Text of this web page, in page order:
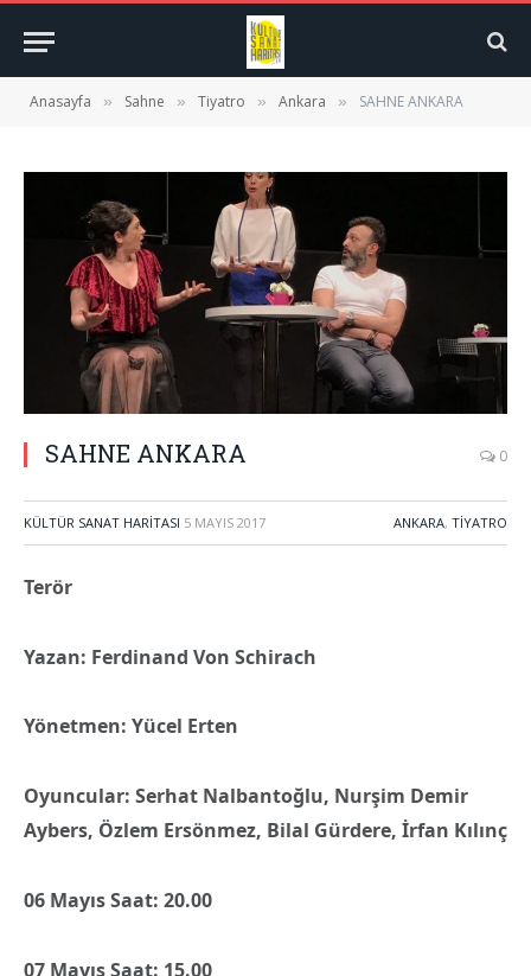
Anasayfa » Sahne » Tiyatro » Ankara » SAHNE ANKARA
SAHNE ANKARA 0
KÜLTÜR SANAT HARITASI 5 MAYIS 2017 ANKARA, TIYATRO
Terör
Yazan: Ferdinand Von Schirach
Yönetmen: Yücel Erten
Oyuncular: Serhat Nalbantoğlu, Nurşim Demir
Aybers, Özlem Ersönmez, Bilal Gürdere, İrfan Kılınç
06 Mayıs Saat: 20.00
07 Mayıs Saat: 15.00